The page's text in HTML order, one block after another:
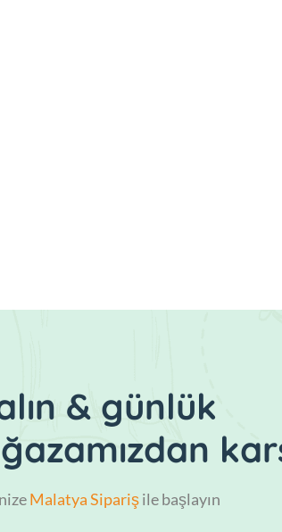
& günlük
Malatya Siparişile başlayın